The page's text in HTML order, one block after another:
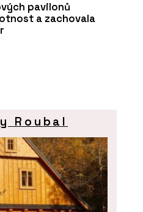
pavilonů
a zachovala
Roubal